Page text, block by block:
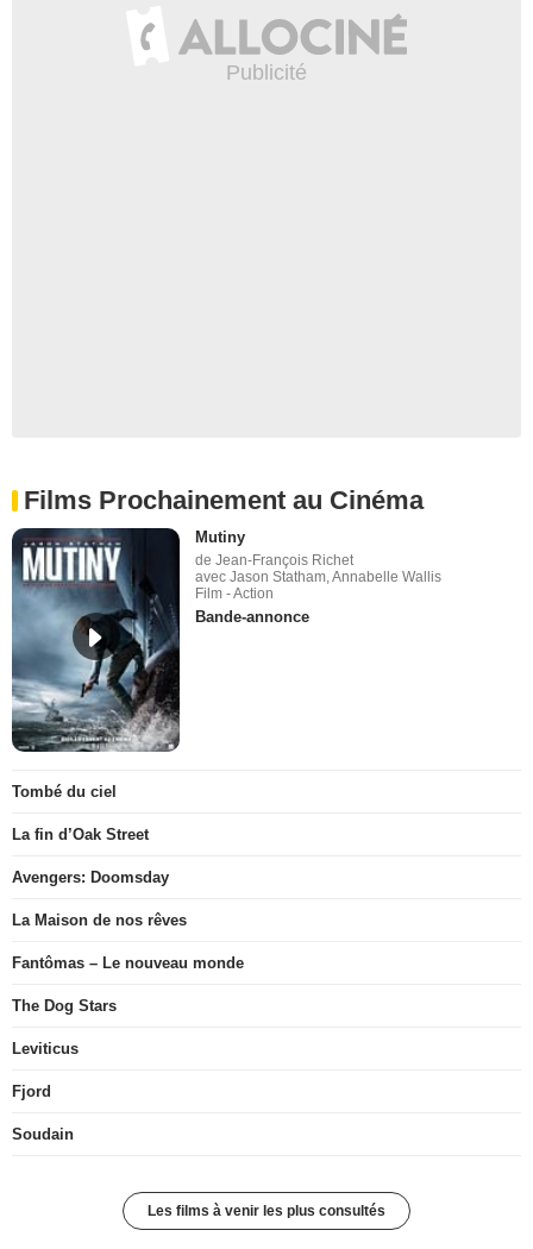
Films Prochainement au Cinéma
Mutiny
de Jean-François Richet
avec Jason Statham, Annabelle Wallis
Film - Action
Bande-annonce
Tombé du ciel
La fin d’Oak Street
Avengers: Doomsday
La Maison de nos rêves
Fantômas – Le nouveau monde
The Dog Stars
Leviticus
Fjord
Soudain
Les films à venir les plus consultés